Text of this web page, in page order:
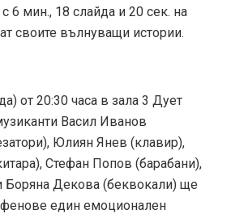
6 мин., 18 слайда и 20 сек. на
своите вълнуващи истории.
от 20:30 часа в зала 3 Дует
Васил Иванов
Юлиян Янев (клавир),
Стефан Попов (барабани),
Боряна Декова (беквокали) ще
фенове един емоционален